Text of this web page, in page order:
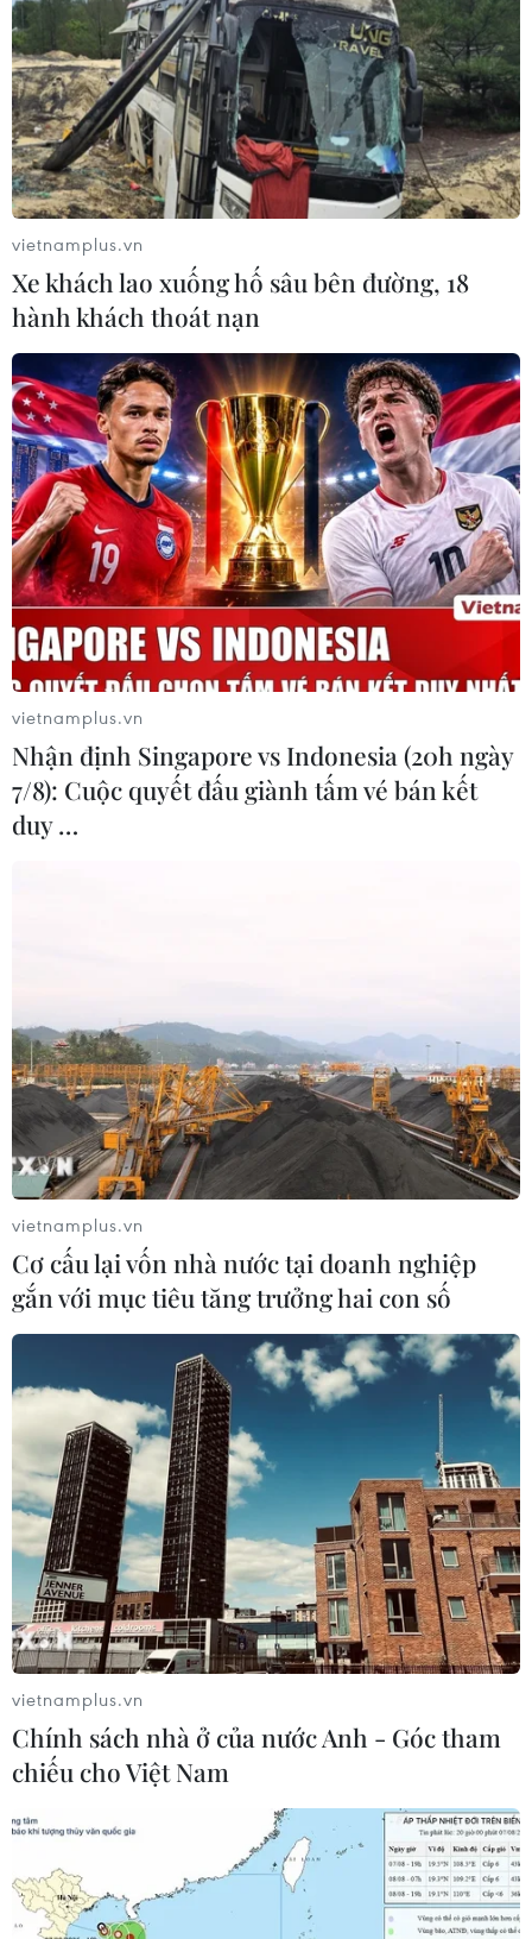
hiểm Andreessen Horowitz và
công ty Silver Lake Management
LLC dự kiến sẽ mua lại hoạt động
của ứng dụng xã hội TikTok tại
Mỹ.
(TTXVN/Vietnam+)
#TikTok Mỹ #ByteDance
#quyền sở hữu TikTok
#đàm phán TikTok
#an ninh quốc gia
#đầu tư công nghệ
Theo dõi VietnamPlus
TIN LIÊN QUAN
Mỹ, Trung Quốc đạt thỏa thuận khung về
ứng dụng chia sẻ video TikTok
15/09/2025 14:04
Thỏa thuận sẽ cho phép TikTok tiếp tục hoạt động tại
Mỹ, nơi ứng dụng này đang đối mặt với nguy cơ bị
đóng cửa sớm nhất là vào ngày 17/9, trừ phi thuộc sở
hữu của một công ty Mỹ.
vietnamplus.vn
Xe khách lao xuống hố sâu bên đường, 18
hành khách thoát nạn
vietnamplus.vn
Nhận định Singapore vs Indonesia (20h ngày
7/8): Cuộc quyết đấu giành tấm vé bán kết
duy …
vietnamplus.vn
Cơ cấu lại vốn nhà nước tại doanh nghiệp
gắn với mục tiêu tăng trưởng hai con số
vietnamplus.vn
Chính sách nhà ở của nước Anh - Góc tham
chiếu cho Việt Nam